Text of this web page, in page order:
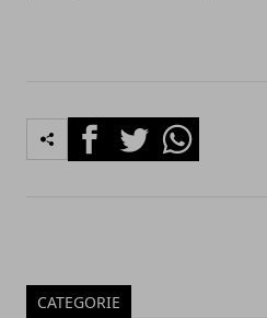
FacebookTwitterWhatsapp
CATEGORIE